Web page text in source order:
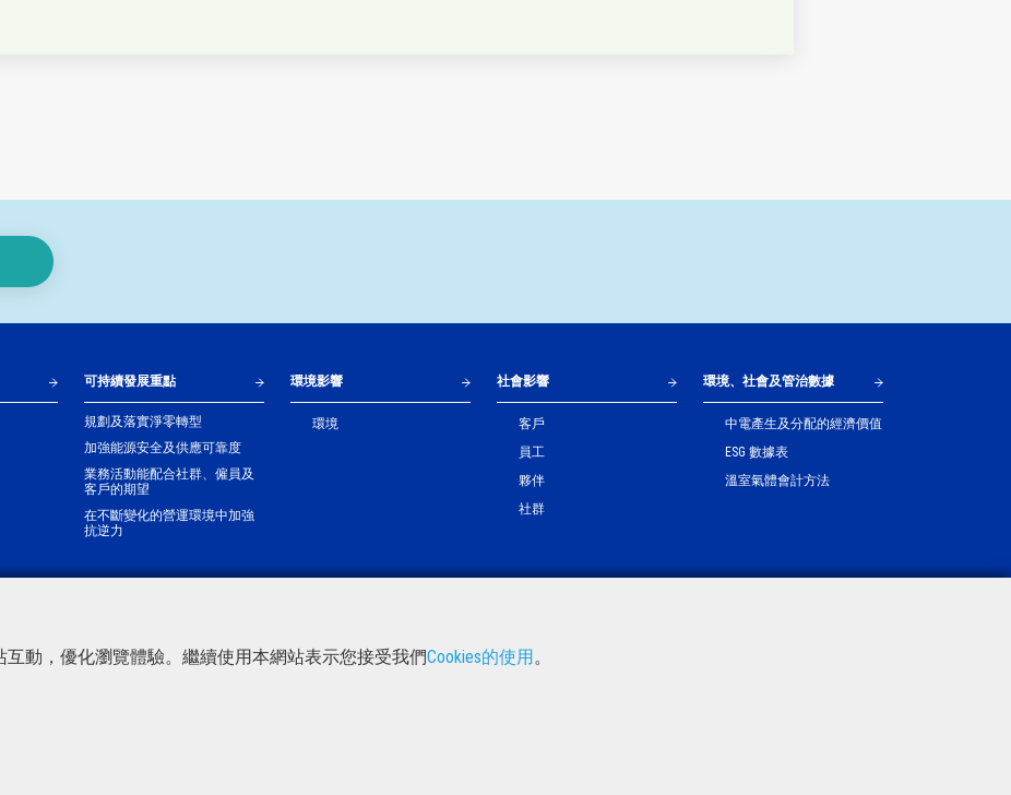
動，優化瀏覽體驗。繼續使用本網站表示您接受我們Cookies的使用。
可持續發展重點
規劃及落實淨零轉型
加強能源安全及供應可靠度
業務活動能配合社群、僱員及
客戶的期望
在不斷變化的營運環境中加強
抗逆力
環境影響
環境
社會影響
客戶
員工
夥伴
社群
環境、社會及管治數據
中電產生及分配的經濟價值
ESG 數據表
溫室氣體會計方法
閱覽我們的下載中心